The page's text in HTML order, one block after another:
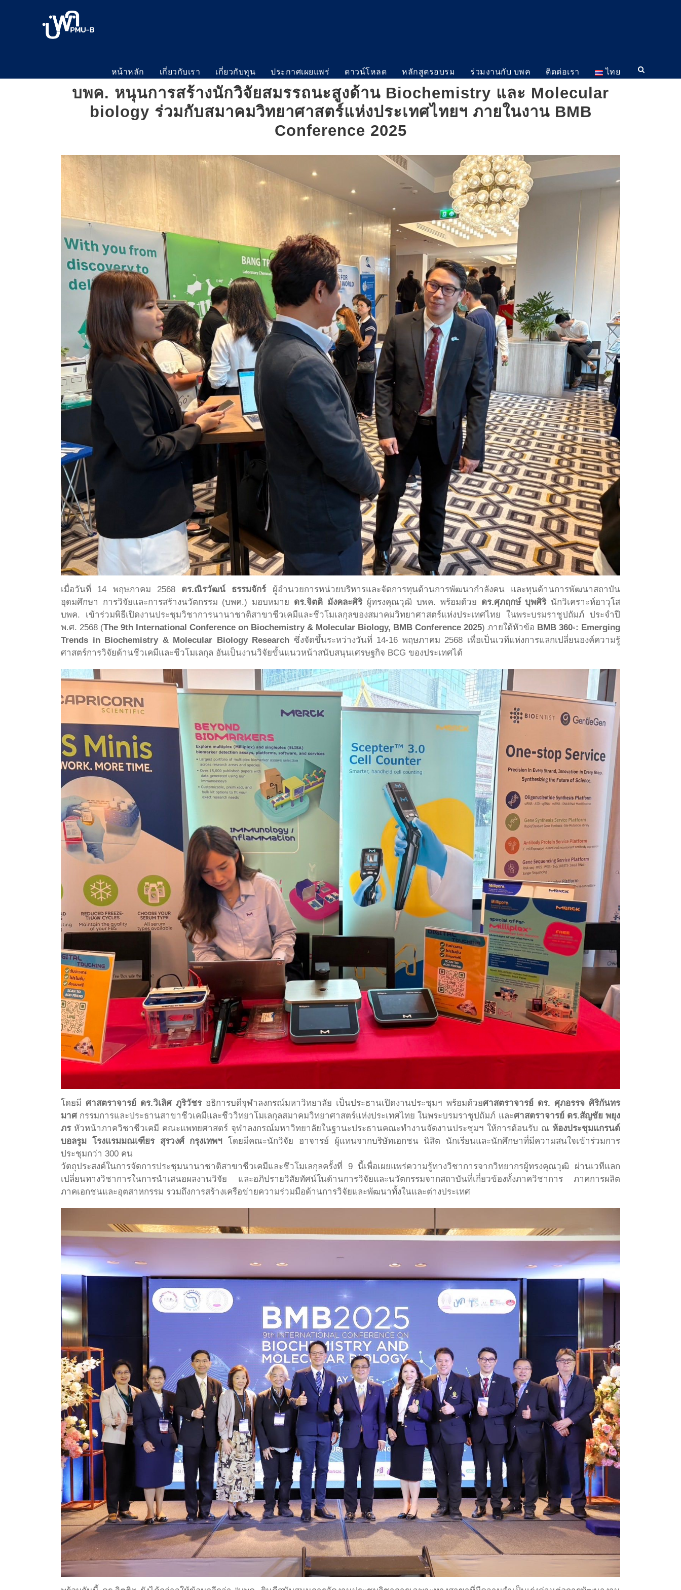
หน้าหลัก เกี่ยวกับเรา เกี่ยวกับทุน ประกาศเผยแพร่ ดาวน์โหลด หลักสูตรอบรม ร่วมงานกับ บพค ติดต่อเรา ไทย
บพค. หนุนการสร้างนักวิจัยสมรรถนะสูงด้าน Biochemistry และ Molecular
biology ร่วมกับสมาคมวิทยาศาสตร์แห่งประเทศไทยฯ ภายในงาน BMB
Conference 2025
เมื่อวันที่ 14 พฤษภาคม 2568 ดร.ณิรวัฒน์ ธรรมจักร์ผู้อำนวยการหน่วยบริหารและจัดการทุนด้านการพัฒนากำลังคน และทุนด้านการพัฒนาสถาบัน
อุดมศึกษา การวิจัยและการสร้างนวัตกรรม (บพค.) มอบหมาย ดร.จิตติ มังคละศิริผู้ทรงคุณวุฒิ บพค. พร้อมด้วย ดร.ศุภฤกษ์ บุพศิรินักวิเคราะห์อาวุโส
บพค. เข้าร่วมพิธีเปิดงานประชุมวิชาการนานาชาติสาขาชีวเคมีและชีวโมเลกุลของสมาคมวิทยาศาสตร์แห่งประเทศไทย ในพระบรมราชูปถัมภ์ ประจำปี
พ.ศ. 2568 (The 9th International Conference on Biochemistry & Molecular Biology, BMB Conference 2025) ภายใต้หัวข้อ BMB 360◦: Emerging
Trends in Biochemistry & Molecular Biology Research ซึ่งจัดขึ้นระหว่างวันที่ 14-16 พฤษภาคม 2568 เพื่อเป็นเวทีแห่งการแลกเปลี่ยนองค์ความรู้
ศาสตร์การวิจัยด้านชีวเคมีและชีวโมเลกุล อันเป็นงานวิจัยขั้นแนวหน้าสนับสนุนเศรษฐกิจ BCG ของประเทศได้
โดยมี ศาสตราจารย์ ดร.วิเลิศ ภูริวัชรอธิการบดีจุฬาลงกรณ์มหาวิทยาลัย เป็นประธานเปิดงานประชุมฯ พร้อมด้วยศาสตราจารย์ ดร. ศุภอรรจ ศิริกันทร
มาศ กรรมการและประธานสาขาชีวเคมีและชีววิทยาโมเลกุลสมาคมวิทยาศาสตร์แห่งประเทศไทย ในพระบรมราชูปถัมภ์ และศาสตราจารย์ ดร.สัญชัย พยุง
ภรหัวหน้าภาควิชาชีวเคมี คณะแพทยศาสตร์ จุฬาลงกรณ์มหาวิทยาลัยในฐานะประธานคณะทำงานจัดงานประชุมฯ ให้การต้อนรับ ณ ห้องประชุมแกรนด์
บอลรูม โรงแรมมณเฑียร สุรวงศ์ กรุงเทพฯ โดยมีคณะนักวิจัย อาจารย์ ผู้แทนจากบริษัทเอกชน นิสิต นักเรียนและนักศึกษาที่มีความสนใจเข้าร่วมการ
ประชุมกว่า 300 คน
วัตถุประสงค์ในการจัดการประชุมนานาชาติสาขาชีวเคมีและชึวโมเลกุลครั้งที่ 9 นี้เพื่อเผยแพร่ความรู้ทางวิชาการจากวิทยากรผู้ทรงคุณวุฒิ ผ่านเวทีแลก
เปลี่ยนทางวิชาการในการนำเสนอผลงานวิจัย และอภิปรายวิสัยทัศน์ในด้านการวิจัยและนวัตกรรมจากสถาบันที่เกี่ยวข้องทั้งภาควิชาการ ภาคการผลิต
ภาคเอกชนและอุตสาหกรรม รวมถึงการสร้างเครือข่ายความร่วมมือด้านการวิจัยและพัฒนาทั้งในและต่างประเทศ